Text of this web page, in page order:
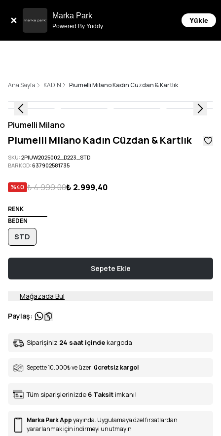
Marka Park
Powered By Yuddy
Yükle
Ana Sayfa KADIN Piumelli Milano Kadın Cüzdan & Kartlık
Piumelli Milano
Piumelli Milano Kadın Cüzdan & Kartlık
SKU:2PIUW2025002_D223_STD
BARKOD:637902581735
%40 ₺ 4.999,00₺ 2.999,40
RENK
BEDEN
STD
Sepete Ekle
Mağazada Bul
Paylaş:
Siparişiniz 24 saat içinde kargoda
Sepette 10.000₺ve üzeri ücretsiz kargo!
Tüm siparişlerinizde 6 Taksit imkanı!
Marka Park Appyayında. Uygulamaya özel fırsatlardan
yararlanmak için indirmeyi unutmayın